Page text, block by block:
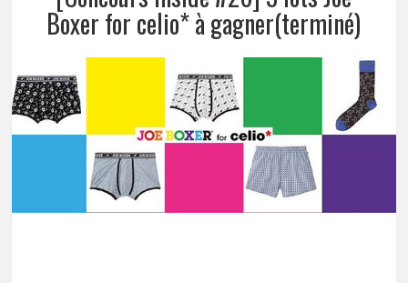
Boxer for celio* à gagner(terminé)